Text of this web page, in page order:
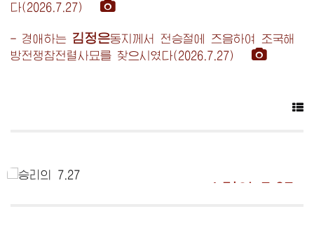
다(2026.7.27)
- 경애하는 김정은동지 께서 전승절에 즈음하여 조국해
방전쟁참전렬사묘를 찾으시였다(2026.7.27)